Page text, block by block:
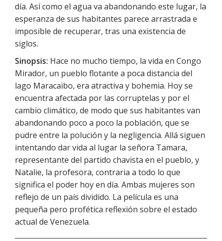
día. Así como el agua va abandonando este lugar, la
esperanza de sus habitantes parece arrastrada e
imposible de recuperar, tras una existencia de
siglos.
Sinopsis: Hace no mucho tiempo, la vida en Congo
Mirador, un pueblo flotante a poca distancia del
lago Maracaibo, era atractiva y bohemia. Hoy se
encuentra afectada por las corruptelas y por el
cambio climático, de modo que sus habitantes van
abandonando poco a poco la población, que se
pudre entre la polución y la negligencia. Allá siguen
intentando dar vida al lugar la señora Tamara,
representante del partido chavista en el pueblo, y
Natalie, la profesora, contraria a todo lo que
significa el poder hoy en día. Ambas mujeres son
reflejo de un país dividido. La película es una
pequeña pero profética reflexión sobre el estado
actual de Venezuela.